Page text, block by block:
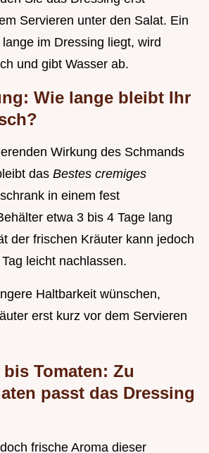
Servieren unter den Salat. Ein
im Dressing liegt, wird
und gibt Wasser ab.
Wie lange bleibt Ihr
Wirkung des Schmands
das Bestes cremiges
in einem fest
etwa 3 bis 4 Tage lang
der frischen Kräuter kann jedoch
leicht nachlassen.
Haltbarkeit wünschen,
erst kurz vor dem Servieren
Tomaten: Zu
passt das Dressing
frische Aroma dieser